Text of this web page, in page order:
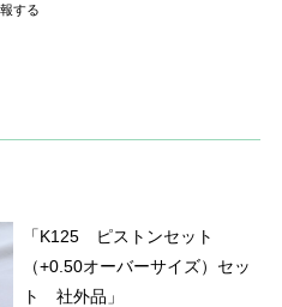
する
「K125 ピストンセット
（+0.50オーバーサイズ）セッ
ト 社外品」